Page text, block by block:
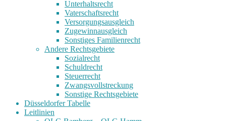
Unterhaltsrecht
Vaterschaftsrecht
Versorgungsausgleich
Zugewinnausgleich
Sonstiges Familienrecht
Andere Rechtsgebiete
Sozialrecht
Schuldrecht
Steuerrecht
Zwangsvollstreckung
Sonstige Rechtsgebiete
Düsseldorfer Tabelle
Leitlinien